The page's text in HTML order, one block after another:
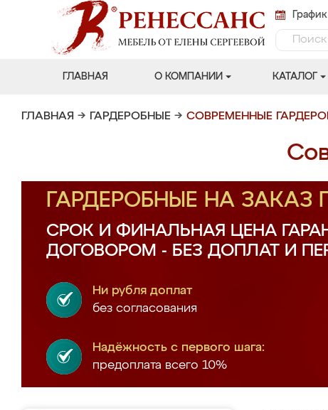
ГЛАВНАЯ О КОМПАНИИ КАТАЛОГ
ГЛАВНАЯ → ГАРДЕРОБНЫЕ → СОВРЕМЕННЫЕ
ГАРДЕРОБНЫЕ НА
СРОК И ФИНАЛЬНАЯ ЦЕНА
ДОГОВОРОМ - БЕЗ ДОПЛАТ И
Ни рубля доплат
без согласования
Надёжность с первого шага:
предоплата всего 10%